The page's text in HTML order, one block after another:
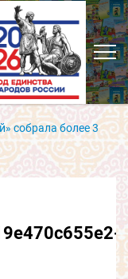
собрала более 3